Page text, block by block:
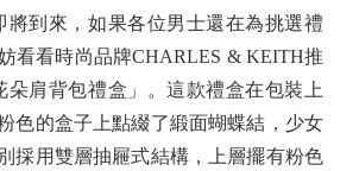
到來，如果各位男士還在為挑選禮
看看時尚品牌CHARLES & KEITH推
朵肩背包禮盒」。這款禮盒在包裝上
色的盒子上點綴了緞面蝴蝶結，少女
採用雙層抽屜式結構，上層擺有粉色